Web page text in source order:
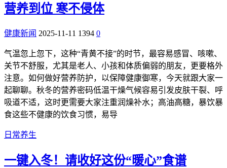
营养到位 寒不侵体
健康新闻 2025-11-11 1394 0
气温忽上忽下，这种“青黄不接”的时节，最容易感冒、咳嗽、
关节不舒服，尤其是老人、小孩和体质偏弱的朋友，更要格外
注意。如何做好营养防护，以保障健康御寒，今天就跟大家一
起聊聊。秋冬的营养密码低温干燥气候容易引发皮肤干裂、呼
吸道不适，这时更需要大家注重润燥补水；高油高糖，暴饮暴
食这些不健康的饮食习惯，易导
日常养生
一键入冬！请收好这份“暖心”食谱